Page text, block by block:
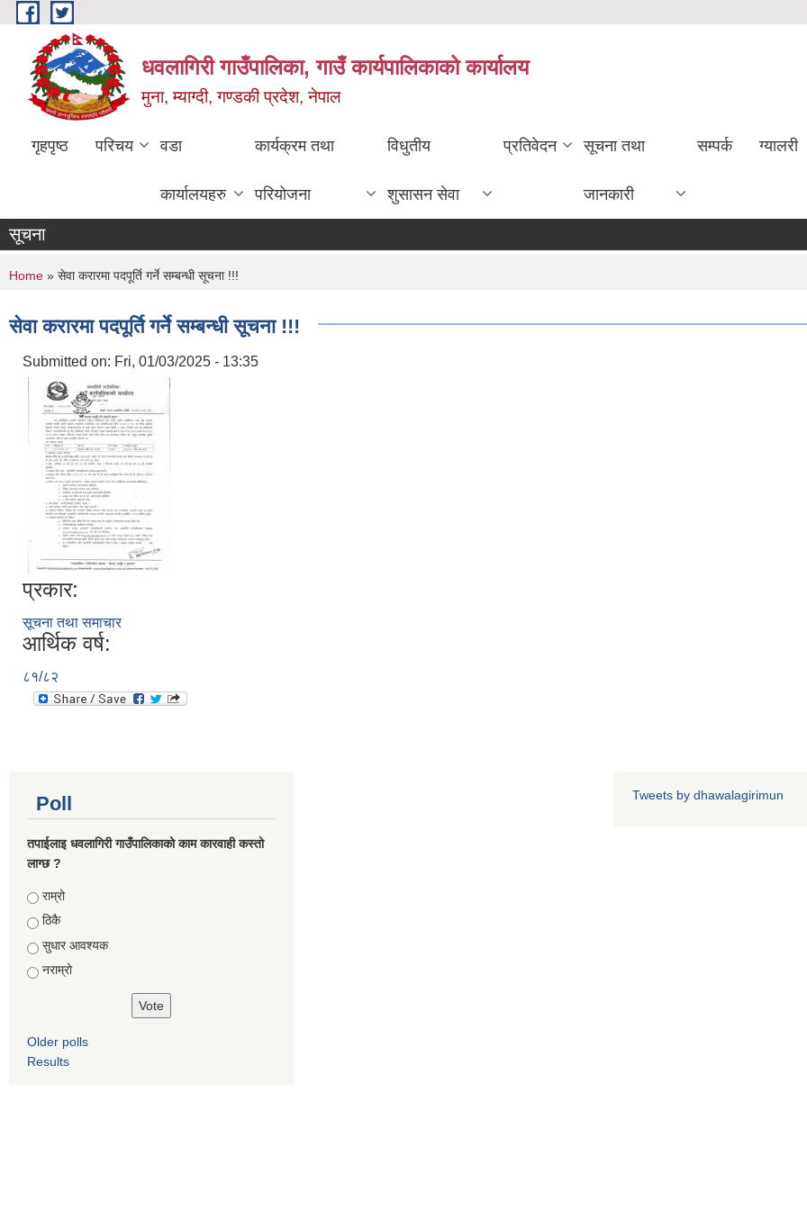
Skip to main content
धवलागिरी गाउँपालिका, गाउँ कार्यपालिकाको कार्यालय
मुना, म्याग्दी, गण्डकी प्रदेश, नेपाल
गृहपृष्ठ परिचय वडा
कार्यालयहरु
कार्यक्रम तथा
परियोजना
विधुतीय
शुसासन सेवा
प्रतिवेदन सूचना तथा
जानकारी
सम्पर्क ग्यालरी
सूचना
You are here
Home » सेवा करारमा पदपूर्ति गर्ने सम्बन्धी सूचना !!!
सेवा करारमा पदपूर्ति गर्ने सम्बन्धी सूचना !!!
Submitted on: Fri, 01/03/2025 - 13:35
प्रकार:
सूचना तथा समाचार
आर्थिक वर्ष:
८१/८२
Poll
तपाईलाइ धवलागिरी गाउँपालिकाको काम कारवाही कस्तो
लाग्छ ?
Choices
राम्रो
ठिकै
सुधार आवश्यक
नराम्रो
Older polls
Results
Tweets by dhawalagirimun